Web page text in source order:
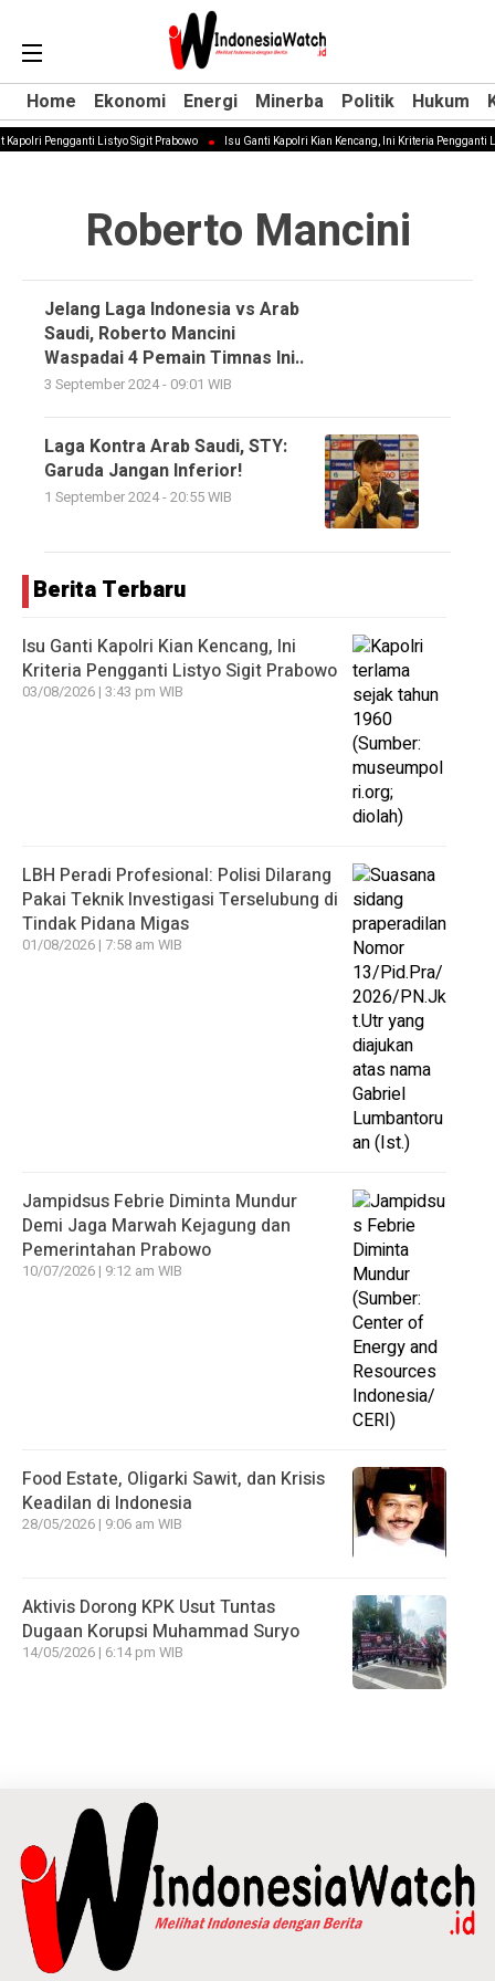
Home Ekonomi Energi Minerba Politik Hukum
Home Ekonomi Energi Minerba Politik Hukum
Kapolri Pengganti Listyo Sigit Prabowo Isu Ganti Kapolri Kian Kencang, Ini Kriteria Pengganti
Roberto Mancini
Jelang Laga Indonesia vs Arab
Saudi, Roberto Mancini
Waspadai 4 Pemain Timnas Ini..
3 September 2024 - 09:01 WIB
Laga Kontra Arab Saudi, STY:
Garuda Jangan Inferior!
1 September 2024 - 20:55 WIB
Berita Terbaru
Isu Ganti Kapolri Kian Kencang, Ini
Kriteria Pengganti Listyo Sigit Prabowo
03/08/2026 | 3:43 pm WIB
LBH Peradi Profesional: Polisi Dilarang
Pakai Teknik Investigasi Terselubung di
Tindak Pidana Migas
01/08/2026 | 7:58 am WIB
Jampidsus Febrie Diminta Mundur
Demi Jaga Marwah Kejagung dan
Pemerintahan Prabowo
10/07/2026 | 9:12 am WIB
Food Estate, Oligarki Sawit, dan Krisis
Keadilan di Indonesia
28/05/2026 | 9:06 am WIB
Aktivis Dorong KPK Usut Tuntas
Dugaan Korupsi Muhammad Suryo
14/05/2026 | 6:14 pm WIB